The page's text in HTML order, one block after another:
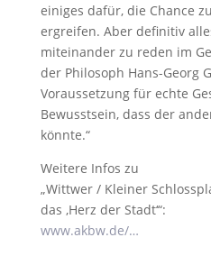
einiges dafür, die Chance
ergreifen. Aber definitiv
miteinander zu reden im
der Philosoph Hans-Georg
Voraussetzung für echte
Bewusstsein, dass der
könnte.“
Weitere Infos zu
„Wittwer / Kleiner
das ‚Herz der Stadt‘“:
www.akbw.de/…